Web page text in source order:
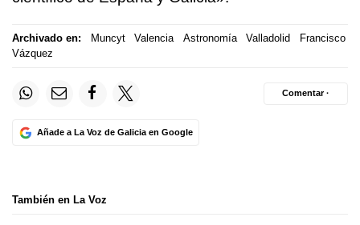
Archivado en: Muncyt Valencia Astronomía Valladolid
Francisco
Vázquez
Añade a La Voz de Galicia en Google
Comentar ·
También en La Voz